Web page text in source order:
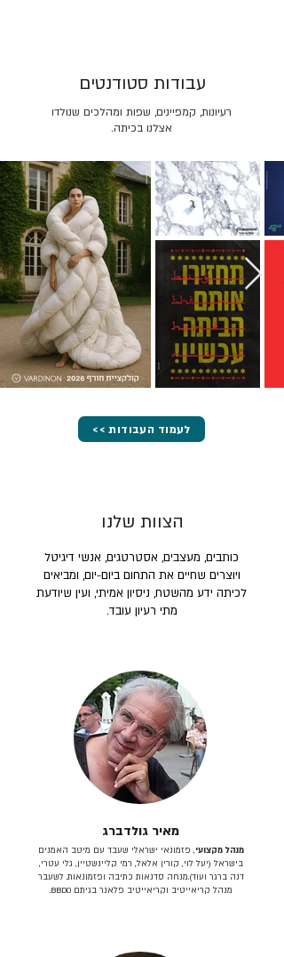
רעיונות, קמפיינים, שפות ומהלכים שנולדו
אצלנו בכיתה.
עבודות סטודנטים
<< לעמוד העבודות
הצוות שלנו
כותבים, מעצבים, אסטרטגים, אנשי דיגיטל
ויוצרים שחיים את התחום ביום-יום, ומביאים
לכיתה ידע מהשטח, ניסיון אמיתי, ועין שיודעת
מתי רעיון עובד.
מאיר גולדברג
מנהל מקצועי, פזמונאי ישראלי שעבד עם מיטב האמנים
בישראל (יעל לוי, קורין אלאל, רמי קליינשטיין, גלי עטרי,
דנה ברגר ועוד).מנחה סדנאות כתיבה ופזמונאות. לשעבר
מנהל קריאייטיב וקריאייטיב פלאנר בגיתם BBDO.